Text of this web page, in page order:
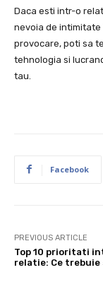
Daca esti intr-o
nevoia de intimitate
provocare, poti sa
tehnologia si
tau.
Facebook
PREVIOUS ARTICLE
Top 10 prioritati
relatie: Ce trebuie